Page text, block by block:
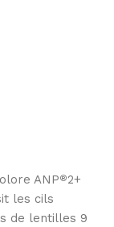
ANP®2+
les cils
de lentilles 9